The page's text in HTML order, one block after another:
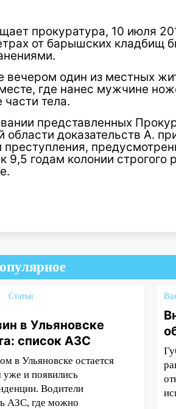
прокуратура, 10 июля
от барышских кладбищ
вечером один из местных
где нанес мужчине
части тела.
представленных
области доказательств А.
9,5 годам колонии
Статьи
в Ульяновске
список АЗС
в Ульяновске остается
уже и появились
Водители
АЗС, где можно